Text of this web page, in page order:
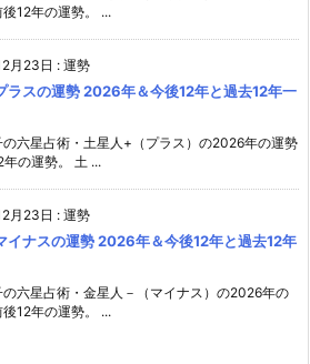
12年の運勢。 ...
月23日 : 運勢
ラスの運勢 2026年＆今後12年と過去12年一
の六星占術・土星人+（プラス）の2026年の運勢
年の運勢。 土 ...
月23日 : 運勢
イナスの運勢 2026年＆今後12年と過去12年
の六星占術・金星人－（マイナス）の2026年の
12年の運勢。 ...